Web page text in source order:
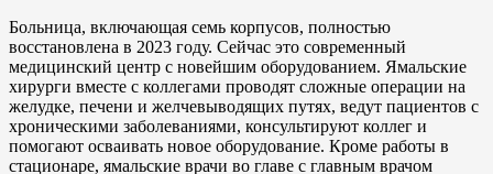
Больница, включающая семь корпусов, полностью
восстановлена в 2023 году. Сейчас это современный
медицинский центр с новейшим оборудованием. Ямальские
хирурги вместе с коллегами проводят сложные операции на
желудке, печени и желчевыводящих путях, ведут пациентов с
хроническими заболеваниями, консультируют коллег и
помогают осваивать новое оборудование. Кроме работы в
стационаре, ямальские врачи во главе с главным врачом